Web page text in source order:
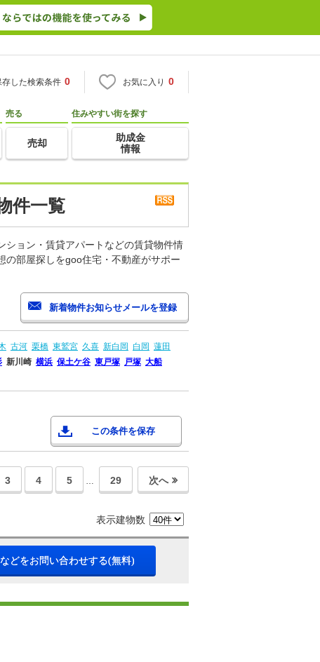
存した検索条件 0 お気に入り 0
売る
売却
住みやすい街を探す
助成金
情報
件一覧
ション・賃貸アパートなどの賃貸物件情
の部屋探しをgoo住宅・不動産がサポー
古河 栗橋 東鷲宮 久喜 新白岡 白岡 蓮田
新川崎 横浜 保土ケ谷 東戸塚 戸塚 大船
この条件を保存
3 4 5 … 29 次へ
表示建物数
どをお問い合わせする(無料)